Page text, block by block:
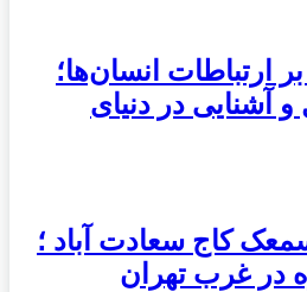
ارتباطات انسان‌ها؛
آشنایی در دنیای
کاج سعادت آباد ؛
در غرب تهران